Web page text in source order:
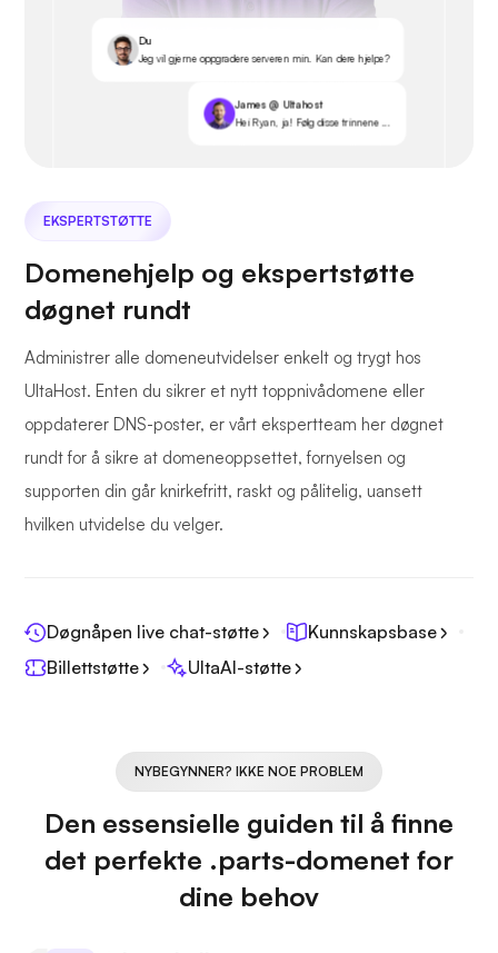
Du
Jeg vil gjerne oppgradere serveren min. Kan dere hjelpe?
James @ Ultahost
Hei Ryan, ja! Følg disse trinnene ...
EKSPERTSTØTTE
Domenehjelp og ekspertstøtte
døgnet rundt
Administrer alle domeneutvidelser enkelt og trygt hos
UltaHost. Enten du sikrer et nytt toppnivådomene eller
oppdaterer DNS-poster, er vårt ekspertteam her døgnet
rundt for å sikre at domeneoppsettet, fornyelsen og
supporten din går knirkefritt, raskt og pålitelig, uansett
hvilken utvidelse du velger.
Døgnåpen live chat-støtte
Kunnskapsbase
Billettstøtte
UltaAI-støtte
NYBEGYNNER? IKKE NOE PROBLEM
Den essensielle guiden til å finne
det perfekte .parts-domenet for
dine behov